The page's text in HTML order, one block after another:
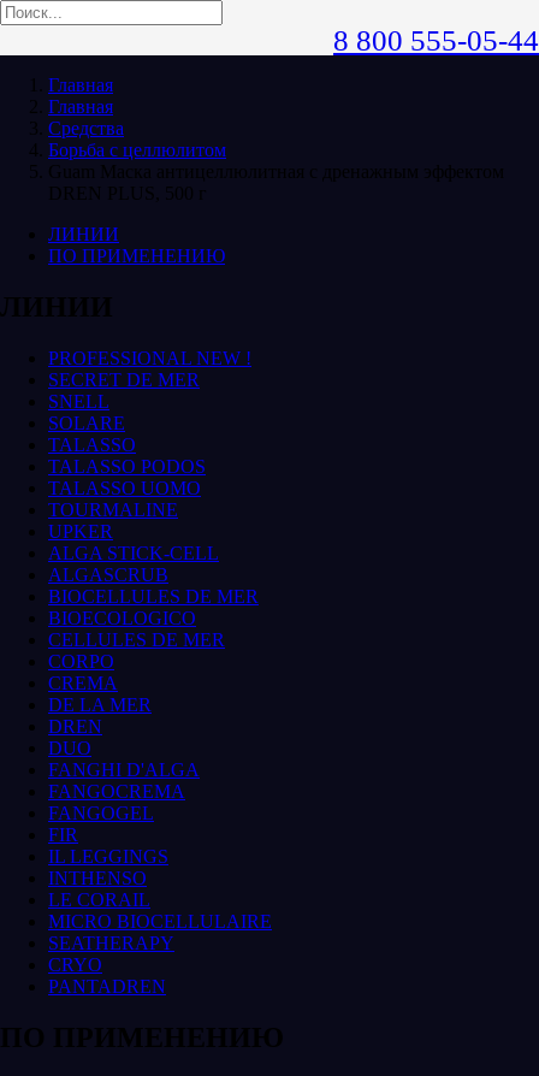
8 800 555-05-44
Главная
Главная
Средства
Борьба с целлюлитом
Guam Маска антицеллюлитная с дренажным эффектом
DREN PLUS, 500 г
ЛИНИИ
ПО ПРИМЕНЕНИЮ
ЛИНИИ
PROFESSIONAL NEW !
SECRET DE MER
SNELL
SOLARE
TALASSO
TALASSO PODOS
TALASSO UOMO
TOURMALINE
UPKER
ALGA STICK-CELL
ALGASCRUB
BIOCELLULES DE MER
BIOECOLOGICO
CELLULES DE MER
CORPO
CREMA
DE LA MER
DREN
DUO
FANGHI D'ALGA
FANGOCREMA
FANGOGEL
FIR
IL LEGGINGS
INTHENSO
LE CORAIL
MICRO BIOCELLULAIRE
SEATHERAPY
CRYO
PANTADREN
ПО ПРИМЕНЕНИЮ